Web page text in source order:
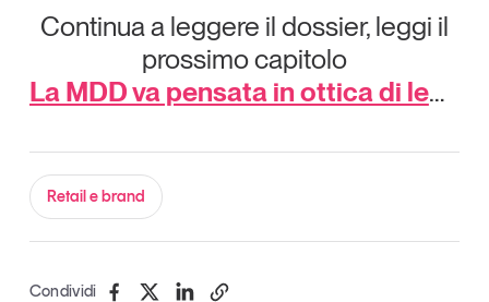
Continua a leggere il dossier, leggi il
prossimo capitolo
La MDD va pensata in ottica di leadership
Retail e brand
Condividi